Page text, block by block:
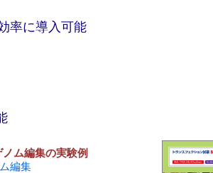
率に導入可能
ム編集の実験例
編集